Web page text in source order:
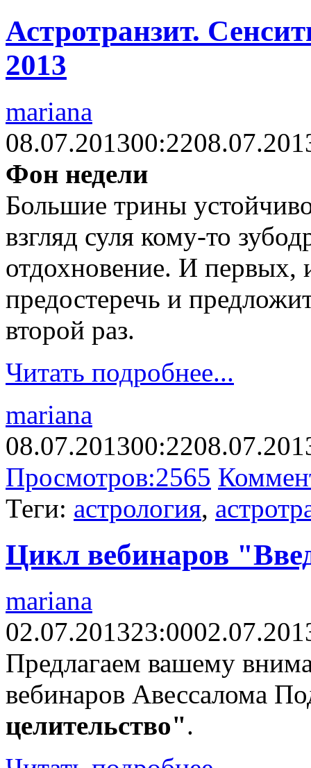
Астротранзит.
2013
mariana
08.07.201300:22
Фон недели
Большие трины
взгляд суля кому-то
отдохновение. И первых,
предостеречь и
второй раз.
Читать подробнее...
mariana
08.07.201300:22
Просмотров:2565
Теги: астрология,
Цикл вебинаров
mariana
02.07.201323:00
Предлагаем вашему
вебинаров Авессалома
целительство".